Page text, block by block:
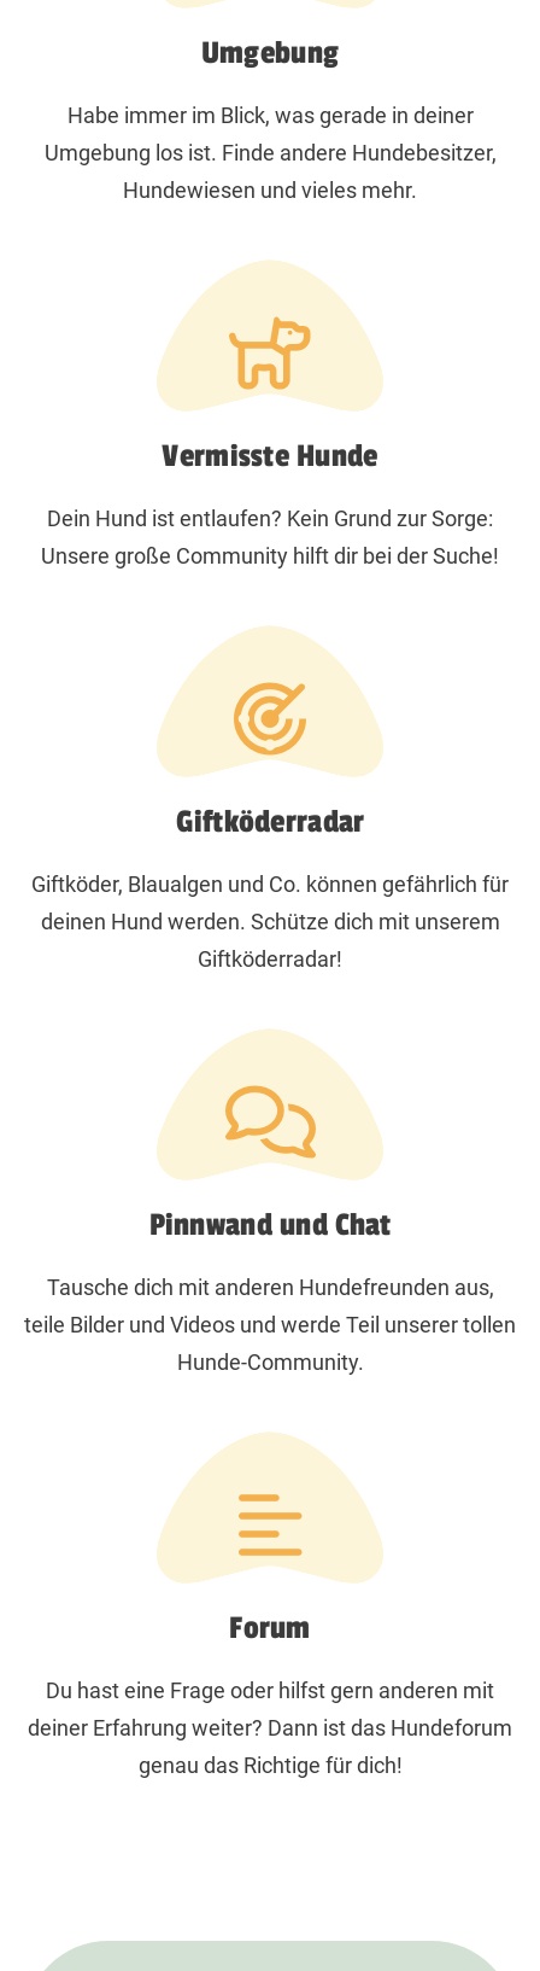
Umgebung
Habe immer im Blick, was gerade in deiner
Umgebung los ist. Finde andere Hundebesitzer,
Hundewiesen und vieles mehr.
Vermisste Hunde
Dein Hund ist entlaufen? Kein Grund zur Sorge:
Unsere große Community hilft dir bei der Suche!
Giftköderradar
Giftköder, Blaualgen und Co. können gefährlich für
deinen Hund werden. Schütze dich mit unserem
Giftköderradar!
Pinnwand und Chat
Tausche dich mit anderen Hundefreunden aus,
teile Bilder und Videos und werde Teil unserer tollen
Hunde-Community.
Forum
Du hast eine Frage oder hilfst gern anderen mit
deiner Erfahrung weiter? Dann ist das Hundeforum
genau das Richtige für dich!